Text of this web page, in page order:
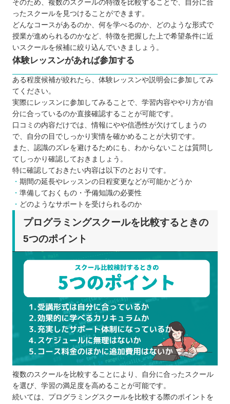
そのため、複数のスクールの特徴を比較することで、自分に合
ったスクールを見つけることができます。
どんなコースがあるのか、何を学べるのか、どのような形式で
授業が進められるのかなど、特徴を把握した上で希望条件に近
いスクールを候補に絞り込んでいきましょう。
体験レッスンがあれば参加する
ある程度候補が絞れたら、体験レッスンや説明会に参加してみ
てください。
実際にレッスンに参加してみることで、学習内容ややり方が自
分に合っているのか直接確認することが可能です。
口コミの内容だけでは、情報にやや信憑性が欠けてしまうの
で、自分の目でしっかり実情を確かめることが大切です。
また、認識のズレを避けるためにも、わからないことは質問し
てしっかり確認しておきましょう。
特に確認しておきたい内容は以下のとおりです。
期間の延長やレッスンの日程変更などが可能かどうか
準備しておくもの・予備知識の必要性
どのようなサポートを受けられるのか
プログラミングスクールを比較するときの
5つのポイント
複数のスクールを比較することにより、自分に合ったスクール
を選び、学習の満足度を高めることが可能です。
続いては、プログラミングスクールを比較する際のポイントを